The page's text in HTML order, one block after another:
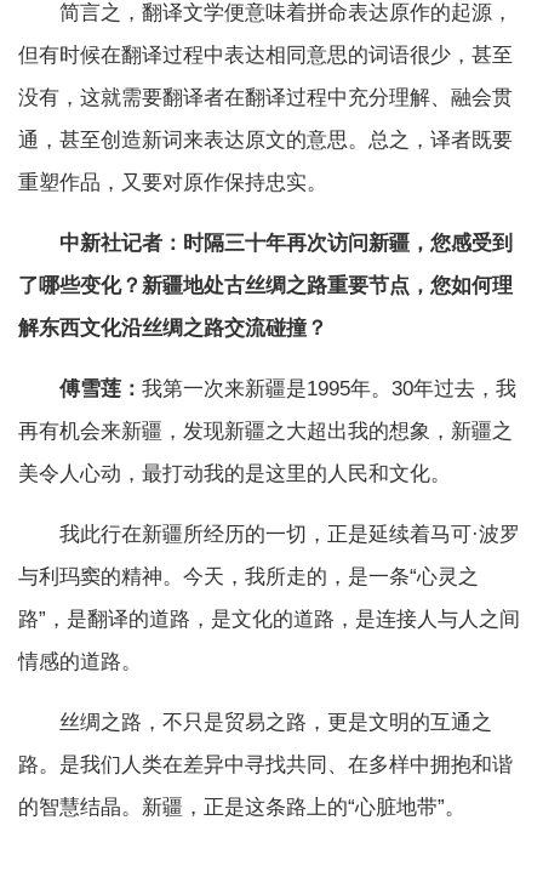
简言之，翻译文学便意味着拼命表达原作的起源，
但有时候在翻译过程中表达相同意思的词语很少，甚至
没有，这就需要翻译者在翻译过程中充分理解、融会贯
通，甚至创造新词来表达原文的意思。总之，译者既要
重塑作品，又要对原作保持忠实。
中新社记者：时隔三十年再次访问新疆，您感受到
了哪些变化？新疆地处古丝绸之路重要节点，您如何理
解东西文化沿丝绸之路交流碰撞？
傅雪莲： 我第一次来新疆是1995年。30年过去，我
再有机会来新疆，发现新疆之大超出我的想象，新疆之
美令人心动，最打动我的是这里的人民和文化。
我此行在新疆所经历的一切，正是延续着马可·波罗
与利玛窦的精神。今天，我所走的，是一条“心灵之
路”，是翻译的道路，是文化的道路，是连接人与人之间
情感的道路。
丝绸之路，不只是贸易之路，更是文明的互通之
路。是我们人类在差异中寻找共同、在多样中拥抱和谐
的智慧结晶。新疆，正是这条路上的“心脏地带”。